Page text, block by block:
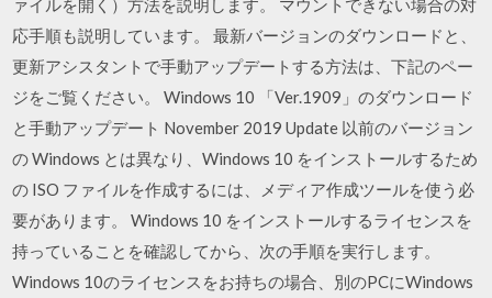
応手順も説明しています。 最新バージョンのダウンロードと、
更新アシスタントで手動アップデートする方法は、下記のペー
ジをご覧ください。 Windows 10 「Ver.1909」のダウンロード
と手動アップデート November 2019 Update 以前のバージョン
の Windows とは異なり、Windows 10 をインストールするため
の ISO ファイルを作成するには、メディア作成ツールを使う必
要があります。 Windows 10 をインストールするライセンスを
持っていることを確認してから、次の手順を実行します。
Windows 10のライセンスをお持ちの場合、別のPCにWindows